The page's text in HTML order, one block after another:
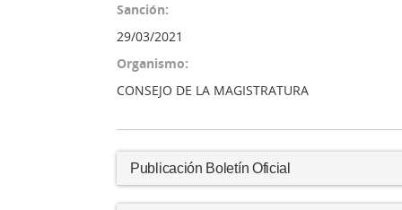
Sanción:
29/03/2021
Organismo:
CONSEJO DE LA MAGISTRATURA
Publicación Boletín Oficial